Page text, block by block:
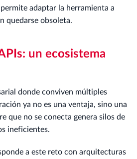
adaptar la herramienta a
quedarse obsoleta.
un ecosistema
donde conviven múltiples
ya no es una ventaja, sino una
que no se conecta genera silos de
ineficientes.
a este reto con arquitecturas